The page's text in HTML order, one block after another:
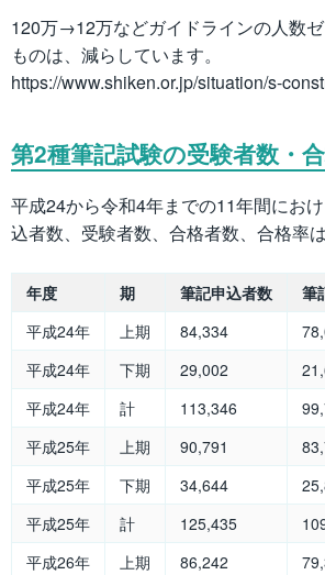
120万→12万などガイドラインの人数
ものは、減らしています。
https://www.shiken.or.jp/situation/s-
第2種筆記試験の受験者数・
平成24から令和4年までの11年間にお
込者数、受験者数、合格者数、合格率
年度 期 筆記申込者数 筆
平成24年
上期 84,334
平成24年
下期 29,002
平成24年
計 113,346
平成25年
上期 90,791
平成25年
下期 34,644
平成25年
計 125,435
平成26年
上期 86,242